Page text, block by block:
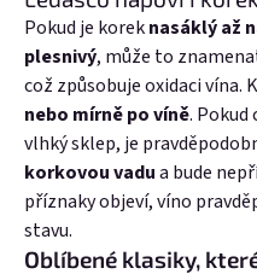
Pokud je koreknasáklý až
plesnivý, může to
což způsobuje oxidaci vína.
nebo mírně po víně.
vlhký sklep, je
korkovou vadua bude
příznaky objeví, víno
stavu.
Oblíbené klasiky,